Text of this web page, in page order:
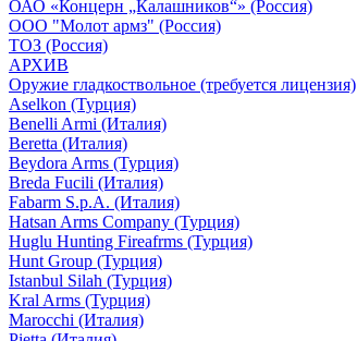
ОАО «Концерн „Калашников“» (Россия)
ООО "Молот армз" (Россия)
ТОЗ (Россия)
АРХИВ
Оружие гладкоствольное (требуется лицензия)
Aselkon (Турция)
Benelli Armi (Италия)
Beretta (Италия)
Beydora Arms (Турция)
Breda Fucili (Италия)
Fabarm S.p.A. (Италия)
Hatsan Arms Company (Турция)
Huglu Hunting Fireafrms (Турция)
Hunt Group (Турция)
Istanbul Silah (Турция)
Kral Arms (Турция)
Marocchi (Италия)